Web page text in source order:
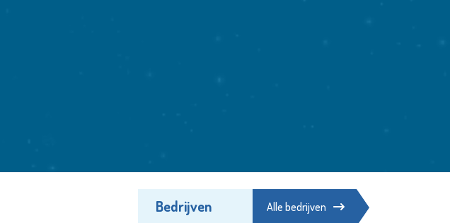
Bedrijven Alle bedrijven